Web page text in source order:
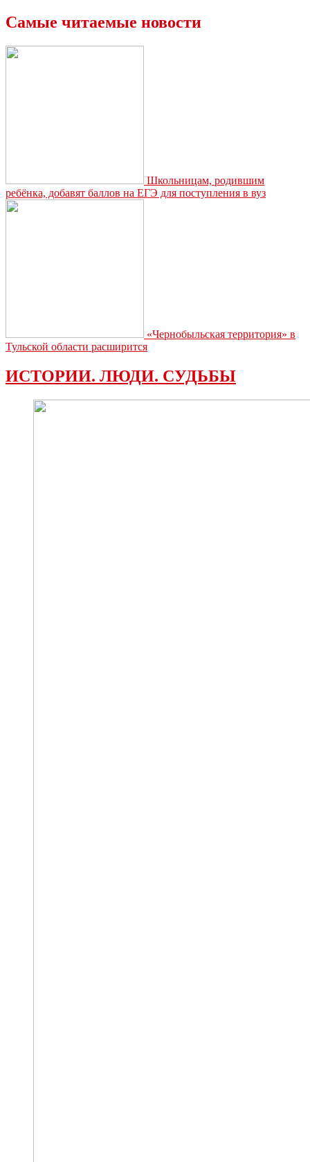
Самые читаемые новости
Школьницам, родившим
ребёнка, добавят баллов на ЕГЭ для поступления в вуз
«Чернобыльская территория» в
Тульской области расширится
ИСТОРИИ. ЛЮДИ. СУДЬБЫ